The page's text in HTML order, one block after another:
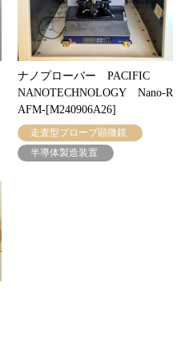
ナノプローバー PACIFIC
NANOTECHNOLOGY Nano-R
AFM-[M240906A26]
走査型プローブ顕微鏡
半導体製造装置